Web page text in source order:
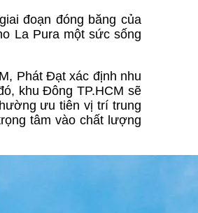
đoạn đóng băng của
La Pura một sức sống
Phát Đạt xác định nhu
khu Đông TP.HCM sẽ
ưu tiên vị trí trung
tâm vào chất lượng